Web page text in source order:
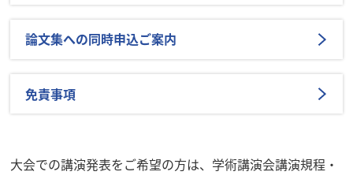
論文集への同時申込ご案内
免責事項
大会での講演発表をご希望の方は、 学術講演会講演規程・